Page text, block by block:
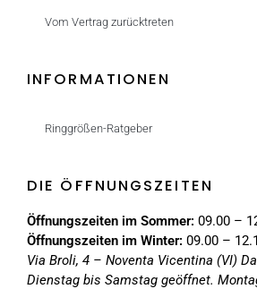
Vom Vertrag zurücktreten
INFORMATIONEN
Ringgrößen-Ratgeber
DIE ÖFFNUNGSZEITEN
Öffnungszeiten im Sommer: 09.00 –
Öffnungszeiten im Winter: 09.00 –
Via Broli, 4 – Noventa Vicentina (VI)
Dienstag bis Samstag geöffnet.